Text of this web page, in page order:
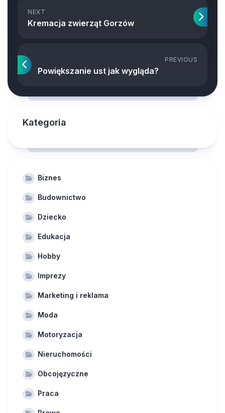
NEXT
Kremacja zwierząt Gorzów
PREVIOUS
Powiększanie ust jak wygląda?
Kategoria
Biznes
Budownictwo
Dziecko
Edukacja
Hobby
Imprezy
Marketing i reklama
Moda
Motoryzacja
Nieruchomości
Obcojęzyczne
Praca